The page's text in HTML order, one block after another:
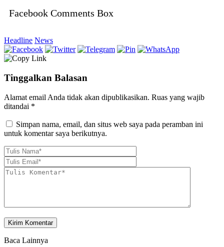
Facebook Comments Box
Headline News
Tinggalkan Balasan
Alamat email Anda tidak akan dipublikasikan. Ruas yang wajib
ditandai *
Simpan nama, email, dan situs web saya pada peramban ini
untuk komentar saya berikutnya.
Baca Lainnya